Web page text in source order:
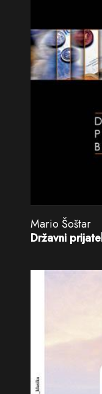
Mario Šoštar
Državni